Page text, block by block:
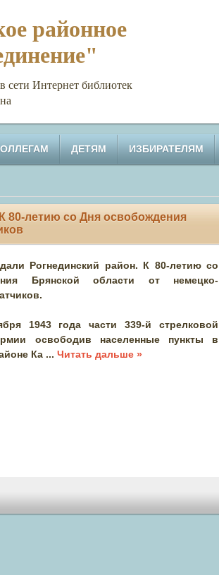
районное
Интернет библиотек
ДЕТЯМ ИЗБИРАТЕЛЯМ
80-летию со Дня освобождения
Рогнединский район. К 80-летию со
Брянской области от немецко-
1943 года части 339-й стрелковой
освободив населенные пункты в
Ка ... Читать дальше »